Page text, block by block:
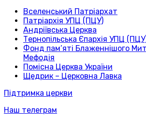
Вселенський Патріархат
Патріархія УПЦ (ПЦУ)
Андріївська Церква
Тернопільська Єпархія УПЦ
Фонд пам’яті Блаженнішого
Мефодія
Помісна Церква України
Щедрик – Церковна Лавка
Підтримка церкви
Наш телеграм